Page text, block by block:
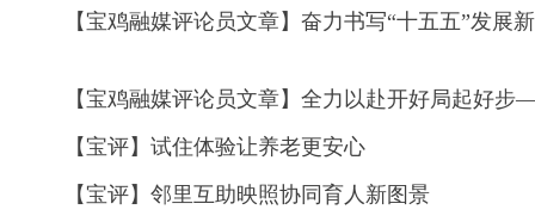
【宝评】试住体验让养老更安心
【宝评】邻里互助映照协同育人新图景